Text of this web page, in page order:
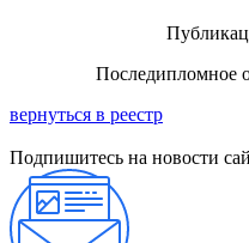
Последипломное
вернуться в реестр
Подпишитесь на новости